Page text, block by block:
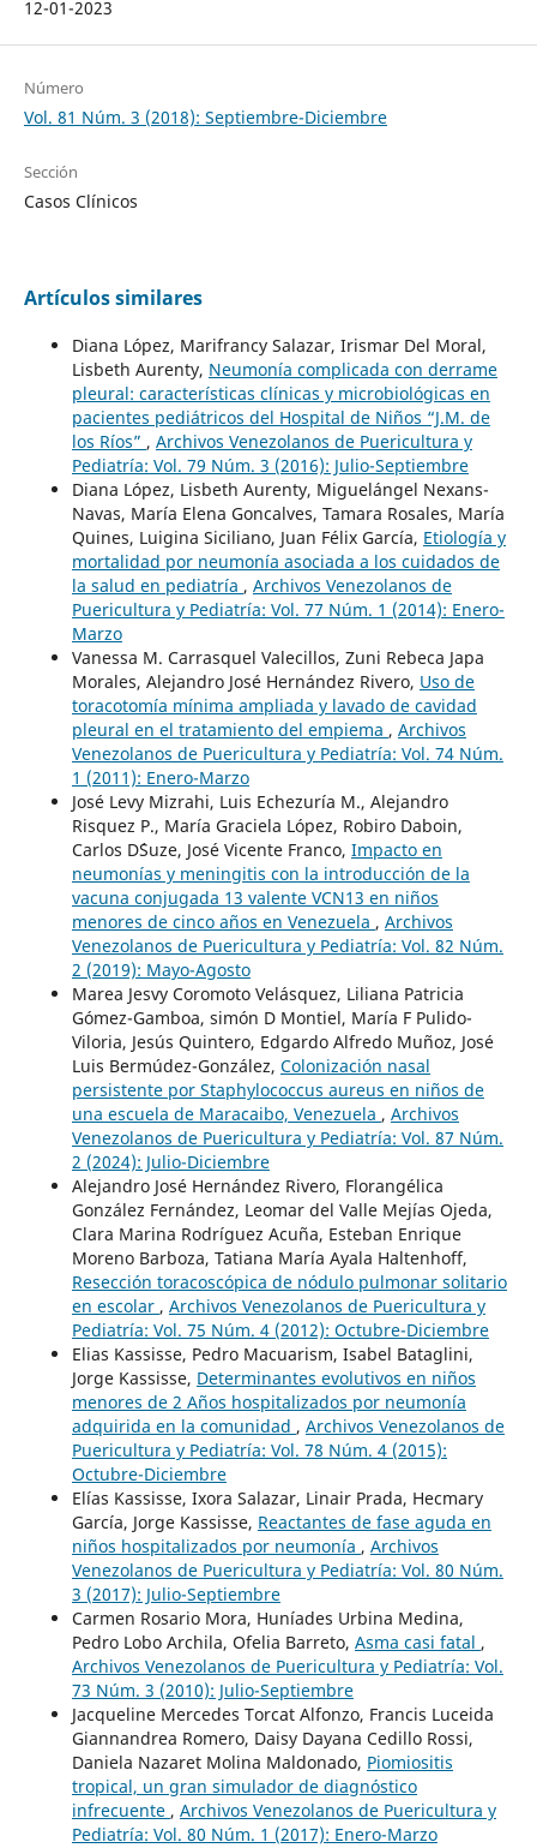
12-01-2023
Número
Vol. 81 Núm. 3 (2018): Septiembre-Diciembre
Sección
Casos Clínicos
Artículos similares
Diana López, Marifrancy Salazar, Irismar Del Moral,
Lisbeth Aurenty, Neumonía complicada con derrame
pleural: características clínicas y microbiológicas en
pacientes pediátricos del Hospital de Niños “J.M. de
los Ríos” , Archivos Venezolanos de Puericultura y
Pediatría: Vol. 79 Núm. 3 (2016): Julio-Septiembre
Diana López, Lisbeth Aurenty, Miguelángel Nexans-
Navas, María Elena Goncalves, Tamara Rosales, María
Quines, Luigina Siciliano, Juan Félix García, Etiología y
mortalidad por neumonía asociada a los cuidados de
la salud en pediatría , Archivos Venezolanos de
Puericultura y Pediatría: Vol. 77 Núm. 1 (2014): Enero-
Marzo
Vanessa M. Carrasquel Valecillos, Zuni Rebeca Japa
Morales, Alejandro José Hernández Rivero, Uso de
toracotomía mínima ampliada y lavado de cavidad
pleural en el tratamiento del empiema , Archivos
Venezolanos de Puericultura y Pediatría: Vol. 74 Núm.
1 (2011): Enero-Marzo
José Levy Mizrahi, Luis Echezuría M., Alejandro
Risquez P., María Graciela López, Robiro Daboin,
Carlos D´Suze, José Vicente Franco, Impacto en
neumonías y meningitis con la introducción de la
vacuna conjugada 13 valente VCN13 en niños
menores de cinco años en Venezuela , Archivos
Venezolanos de Puericultura y Pediatría: Vol. 82 Núm.
2 (2019): Mayo-Agosto
Marea Jesvy Coromoto Velásquez, Liliana Patricia
Gómez-Gamboa, simón D Montiel, María F Pulido-
Viloria, Jesús Quintero, Edgardo Alfredo Muñoz, José
Luis Bermúdez-González, Colonización nasal
persistente por Staphylococcus aureus en niños de
una escuela de Maracaibo, Venezuela , Archivos
Venezolanos de Puericultura y Pediatría: Vol. 87 Núm.
2 (2024): Julio-Diciembre
Alejandro José Hernández Rivero, Florangélica
González Fernández, Leomar del Valle Mejías Ojeda,
Clara Marina Rodríguez Acuña, Esteban Enrique
Moreno Barboza, Tatiana María Ayala Haltenhoff,
Resección toracoscópica de nódulo pulmonar solitario
en escolar , Archivos Venezolanos de Puericultura y
Pediatría: Vol. 75 Núm. 4 (2012): Octubre-Diciembre
Elias Kassisse, Pedro Macuarism, Isabel Bataglini,
Jorge Kassisse, Determinantes evolutivos en niños
menores de 2 Años hospitalizados por neumonía
adquirida en la comunidad , Archivos Venezolanos de
Puericultura y Pediatría: Vol. 78 Núm. 4 (2015):
Octubre-Diciembre
Elías Kassisse, Ixora Salazar, Linair Prada, Hecmary
García, Jorge Kassisse, Reactantes de fase aguda en
niños hospitalizados por neumonía , Archivos
Venezolanos de Puericultura y Pediatría: Vol. 80 Núm.
3 (2017): Julio-Septiembre
Carmen Rosario Mora, Huníades Urbina Medina,
Pedro Lobo Archila, Ofelia Barreto, Asma casi fatal ,
Archivos Venezolanos de Puericultura y Pediatría: Vol.
73 Núm. 3 (2010): Julio-Septiembre
Jacqueline Mercedes Torcat Alfonzo, Francis Luceida
Giannandrea Romero, Daisy Dayana Cedillo Rossi,
Daniela Nazaret Molina Maldonado, Piomiositis
tropical, un gran simulador de diagnóstico
infrecuente , Archivos Venezolanos de Puericultura y
Pediatría: Vol. 80 Núm. 1 (2017): Enero-Marzo